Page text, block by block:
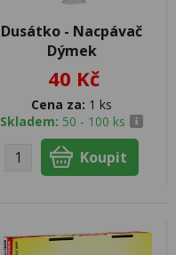
Dusátko - Nacpávač
Dýmek
40 Kč
Cena za: 1 ks
Skladem: 50 - 100 ks